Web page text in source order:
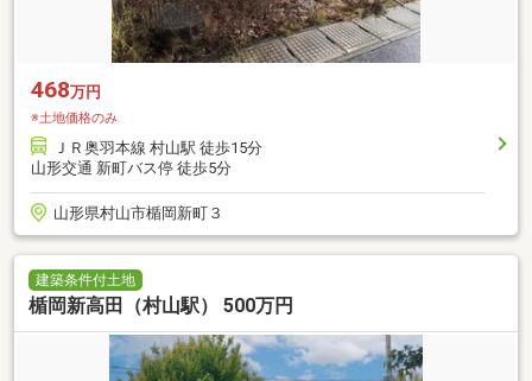
468万円
※土地価格のみ
ＪＲ奥羽本線 村山駅 徒歩15分
山形交通 新町バス停 徒歩5分
山形県村山市楯岡新町３
建築条件付土地
楯岡新高田（村山駅） 500万円